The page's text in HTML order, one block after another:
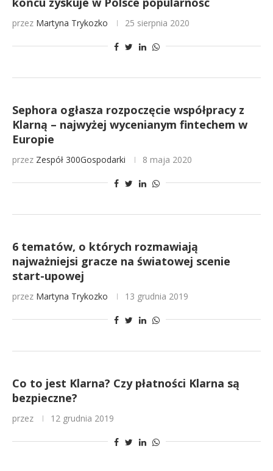
przez Martyna Trykozko 25 sierpnia 2020
Sephora ogłasza rozpoczęcie współpracy z
Klarną – najwyżej wycenianym fintechem w
Europie
przez Zespół 300Gospodarki 8 maja 2020
6 tematów, o których rozmawiają
najważniejsi gracze na światowej scenie
start-upowej
przez Martyna Trykozko 13 grudnia 2019
Co to jest Klarna? Czy płatności Klarna są
bezpieczne?
przez 12 grudnia 2019